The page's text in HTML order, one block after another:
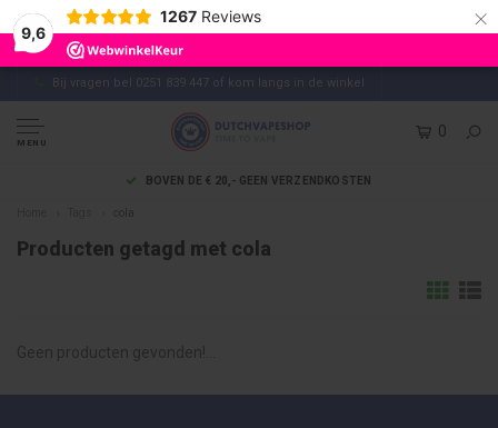
9,6
1267 Reviews ×
Bij vragen bel 0251 839 447 of kom langs in de winkel
MENU
0
BOVEN DE € 20,- GEEN VERZENDKOSTEN
cola
Producten getagd met cola
Geen producten gevonden!...